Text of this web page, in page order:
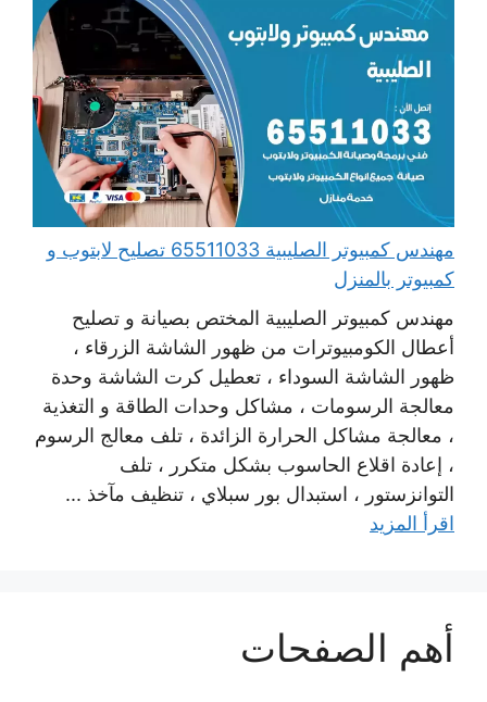
مهندس كمبيوتر الصليبية 65511033 تصليح لابتوب و
كمبيوتر بالمنزل
مهندس كمبيوتر الصليبية المختص بصيانة و تصليح
أعطال الكومبيوترات من ظهور الشاشة الزرقاء ،
ظهور الشاشة السوداء ، تعطيل كرت الشاشة وحدة
معالجة الرسومات ، مشاكل وحدات الطاقة و التغذية
، معالجة مشاكل الحرارة الزائدة ، تلف معالج الرسوم
، إعادة اقلاع الحاسوب بشكل متكرر ، تلف
التوانزستور ، استبدال بور سبلاي ، تنظيف مآخذ ...
اقرأ المزيد
أهم الصفحات